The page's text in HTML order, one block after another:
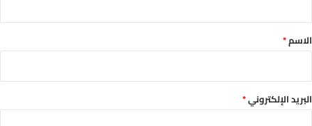
*الاسم*
البريد الإلكتروني*